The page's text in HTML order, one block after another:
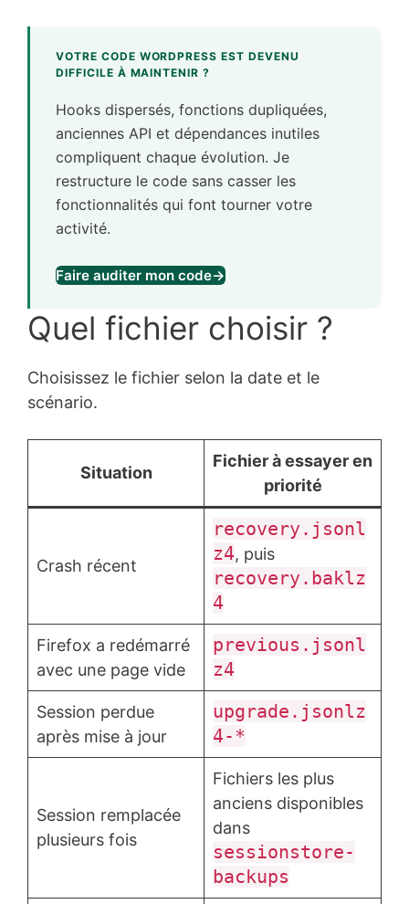
VOTRE CODE WORDPRESS EST DEVENU
DIFFICILE À MAINTENIR ?
Hooks dispersés, fonctions dupliquées,
anciennes API et dépendances inutiles
compliquent chaque évolution. Je
restructure le code sans casser les
fonctionnalités qui font tourner votre
activité.
Faire auditer mon code→
Quel fichier choisir ?
Choisissez le fichier selon la date et le
scénario.
Situation
Fichier à essayer en
priorité
Crash récent
recovery.jsonl
z4, puis
recovery.baklz
4
Firefox a redémarré
avec une page vide
previous.jsonl
z4
Session perdue
après mise à jour
upgrade.jsonlz
4-*
Session remplacée
plusieurs fois
Fichiers les plus
anciens disponibles
dans
sessionstore-
backups